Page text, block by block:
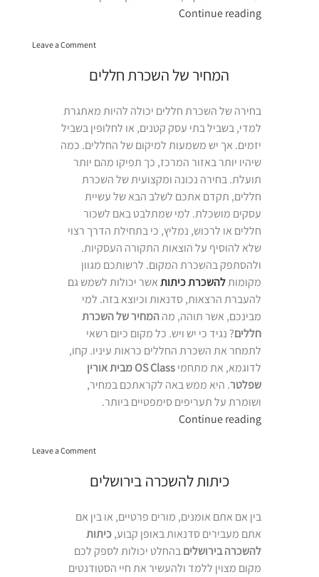
Continue reading“השכרת
Leave a Commenton
כיתה
במרכז
המחיר של השכרת חללים
בחירה של השכרת חללים יכולה להיות מאתגרת
למדי, בשביל בתי עסק קטנים, או לחלופין בשביל
יזמים. אך יש משמעות למיקום של החללים. כמה
שיהיו יותר באזור המרכז, כך תפיקו מהם יותר
תועלת. בחירה נכונה ומקצועית של השכרת
חללים, תקדם אתכם לשלב הבא של עשיית
עסקים מושכלת. למי שמתלבט באם לשכור
חללים או לרכוש, נמליץ, כי בתחילת הדרך רצוי
שלא להוסיף על הוצאות התקורה העסקיות.
ולהסתפק בהשכרת המקום. לרשותכם מגוון
מקומותלהשכרת כיתותאשר יכולות לשמש גם
להעברת הרצאות, סדנאות וכיוצא בזה. למי
מבינכם, אשר תוהה, מה המחיר של השכרת
חללים? נגיד כי יש ויש. כל מקום כיום רשאי
לתמחר את השכרת החללים כראות עיניו. קחו,
לדוגמא, את מתחמי
OS Class מבית אורין
שפלטר. היא ממש באה לקראתכם במחיר,
ושומרת על תעריפים סימפטיים ביותר.
Continue reading“המחיר
Leave a Commenton
של
השכרת
כיתות להשכרה בירושלים
בין אם אתם אומנים, מורים פרטיים, או בין אם
אתם מעבירים סדנאות באופן קבוע, כיתות
להשכרה בירושלים בהחלט יכולות לספק לכם
מקום מצוין ללמד ולהעשיר את חיי הסטודנטים